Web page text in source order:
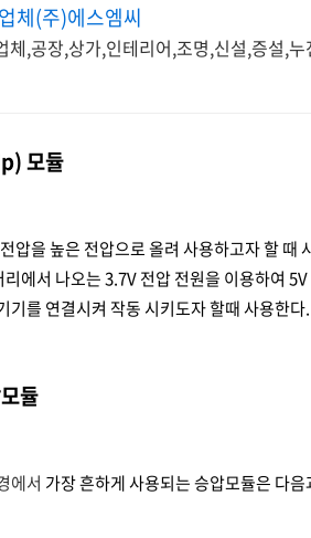
체(주)에스엠씨
체,공장,상가,인테리어,조명,신설,증설,
모듈
압을 높은 전압으로 올려 사용하고자 할
에서 나오는 3.7V 전압 전원을 이용하여
기를 연결시켜 작동 시키도자 할때 사용한다.
듈
에서 가장 흔하게 사용되는 승압모듈은 다